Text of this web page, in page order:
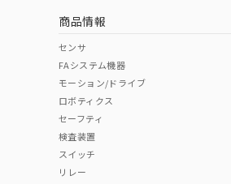
中国 RoHS表
Pb Hg
商品情報
センサ
FAシステム機器
モーション/ドライブ
ロボティクス
セーフティ
検査装置
スイッチ
リレー